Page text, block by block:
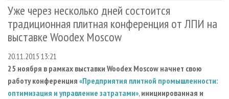
ЛЕСОПИЛЕНИЕ
ДЕРЕВООБРАБОТКА
СУШКА ДРЕВЕСИНЫ
ПРОИЗВОДСТВО ДРЕВЕСНЫХ ПЛИТ
ДЕРЕВЯННОЕ ДОМОСТРОЕНИЕ
ПРОИЗВОДСТВО МЕБЕЛИ
НОВОСТИ ЖУРНАЛА
НОВОСТИ КОМПАНИЙ
ПРЕДПРИЯТИЯ ЛПК
ЛЕСНЫЕ РЕГИОНЫ РОССИИ
ПЕРСОНЫ
МОБИЛЬНЫЕ ВЫСТАВКИ
ОФИЦИАЛЬНЫЕ ДЕЛЕГАЦИИ
ПРИОРИТЕТНЫЕ ИНВЕСТПРОЕКТЫ
АРХИВ ЖУРНАЛОВ
СТАТЬИ
О ЖУРНАЛЕ
ПОДПИСКА
КОНТАКТЫ
РЕКЛАМОДАТЕЛЯМ
РЕКЛАМА
РЕКЛАМА НА САЙТЕ
Уже через несколько дней состоится
традиционная плитная конференция от ЛПИ на
выставке Woodex Moscow
20.11.2015 13:21
25 ноября в рамках выставки Woodex Moscow начнет свою
работу конференция «Предприятия плитной промышленности:
оптимизация и управление затратами», инициированная и